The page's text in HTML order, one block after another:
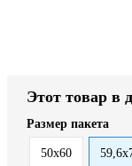
Этот товар в
Размер пакета
50x60